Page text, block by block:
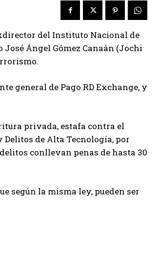
del Instituto Nacional de
Ángel Gómez Canaán (Jochi
general de Pago RD Exchange, y
privada, estafa contra el
Delitos de Alta Tecnología, por
conllevan penas de hasta 30
según la misma ley, pueden ser